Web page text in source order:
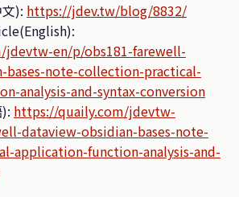
): https://jdev.tw/blog/8832/
en/p/obs181-farewell-
bases-note-collection-practical-
analysis-and-syntax-conversion
https://quaily.com/jdevtw-
dataview-obsidian-bases-note-
application-function-analysis-and-